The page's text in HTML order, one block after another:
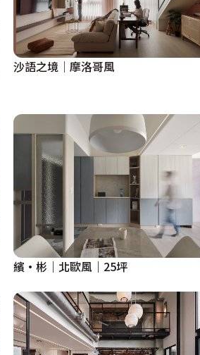
沙語之境│摩洛哥風
繽·彬｜北歐風｜25坪